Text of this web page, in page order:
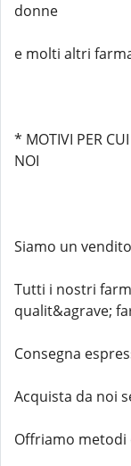
donne
e molti altri
* MOTIVI PER
NOI
Siamo un
Tutti i nostri
qualit&agrave;
Consegna
Acquista da noi
Offriamo metodi